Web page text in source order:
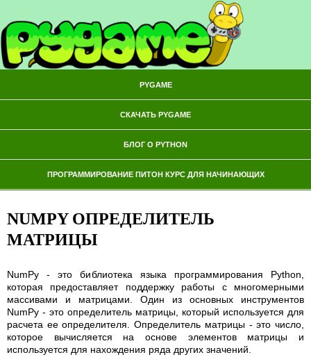
PYGAME
СКАЧАТЬ PYGAME
БЛОГ О PYTHON
ПРОГРАММИРОВАНИЕ ПИТОН КУРС ДЛЯ НАЧИНАЮЩИХ
NUMPY ОПРЕДЕЛИТЕЛЬ
МАТРИЦЫ
NumPy - это библиотека языка программирования Python,
которая предоставляет поддержку работы с многомерными
массивами и матрицами. Один из основных инструментов
NumPy - это определитель матрицы, который используется для
расчета ее определителя. Определитель матрицы - это число,
которое вычисляется на основе элементов матрицы и
используется для нахождения ряда других значений.